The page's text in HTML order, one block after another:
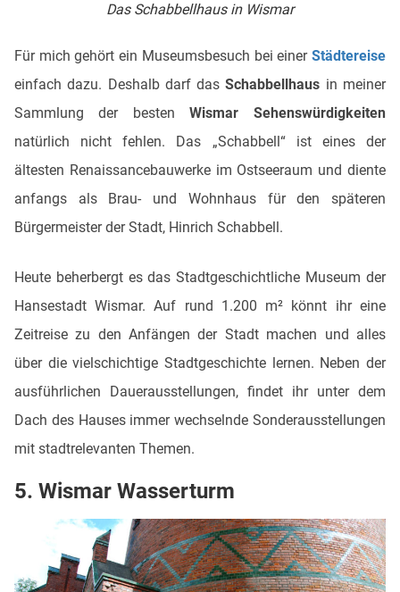
Das Schabbellhaus in Wismar
Für mich gehört ein Museumsbesuch bei einer Städtereise
einfach dazu. Deshalb darf dasSchabbellhaus in meiner
Sammlung der bestenWismar Sehenswürdigkeiten
natürlich nicht fehlen. Das „Schabbell“ ist eines der
ältesten Renaissancebauwerke im Ostseeraum und diente
anfangs als Brau- und Wohnhaus für den späteren
Bürgermeister der Stadt, Hinrich Schabbell.
Heute beherbergt es das Stadtgeschichtliche Museum der
Hansestadt Wismar. Auf rund 1.200 m² könnt ihr eine
Zeitreise zu den Anfängen der Stadt machen und alles
über die vielschichtige Stadtgeschichte lernen. Neben der
ausführlichen Dauerausstellungen, findet ihr unter dem
Dach des Hauses immer wechselnde Sonderausstellungen
mit stadtrelevanten Themen.
5. Wismar Wasserturm